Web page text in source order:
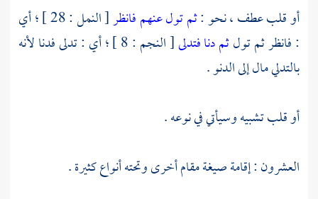
أو قلب عطف ، نحو :ثم تول عنهم فانظر
[ النمل : 28 ] ؛ أي
: فانظر ثم تولثم دنا فتدلى
[ النجم : 8 ] ؛ أي : تدلى فدنا لأنه
بالتدلي مال إلى الدنو .
أو قلب تشبيه وسيأتي في نوعه .
العشرون : إقامة صيغة مقام أخرى وتحته أنواع كثيرة .